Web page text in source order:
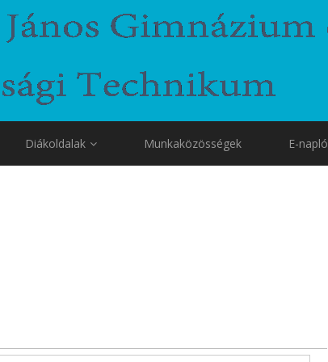
Diákoldalak Munkaközösségek E-napló